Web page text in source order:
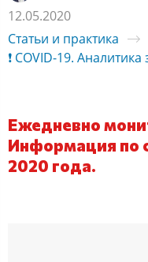
12.05.2020
Статьи и практика
❗ COVID-19.
Ежедневно
Информация по
2020 года.